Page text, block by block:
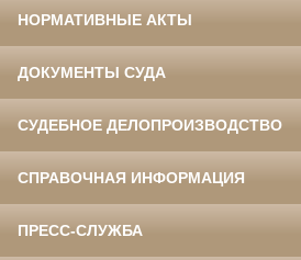
НОРМАТИВНЫЕ АКТЫ
ДОКУМЕНТЫ СУДА
СУДЕБНОЕ ДЕЛОПРОИЗВОДСТВО
СПРАВОЧНАЯ ИНФОРМАЦИЯ
ПРЕСС-СЛУЖБА